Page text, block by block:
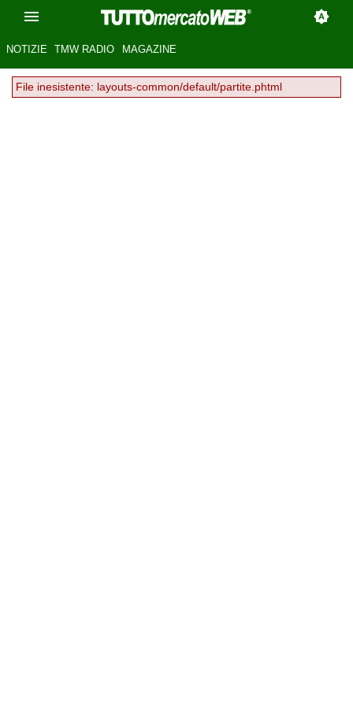
NOTIZIE TMW RADIO MAGAZINE
File inesistente: layouts-common/default/partite.phtml